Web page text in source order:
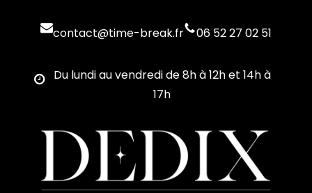
contact@time-break.fr 06 52 27 02 51
Du lundi au vendredi de 8h à 12h et 14h à
17h